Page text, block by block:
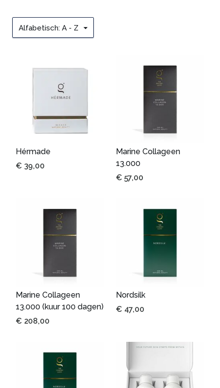
Alfabetisch: A - Z
Hérmade
€ 39,00
Marine Collageen
13.000
€ 57,00
Marine Collageen
13.000 (kuur 100 dagen)
€ 208,00
Nordsilk
€ 47,00